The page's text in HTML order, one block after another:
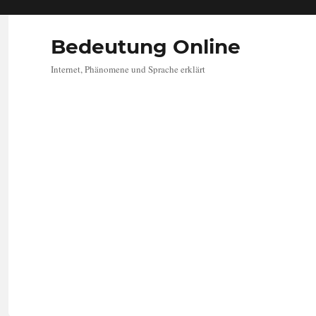
Bedeutung Online
Internet, Phänomene und Sprache erklärt